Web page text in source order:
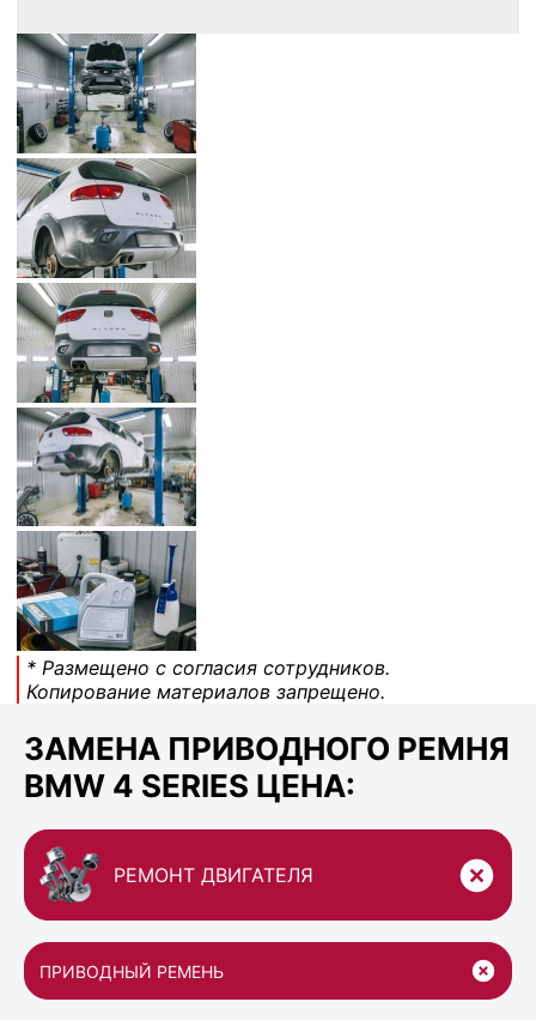
* Размещено с согласия сотрудников.
Копирование материалов запрещено.
ЗАМЕНА ПРИВОДНОГО РЕМНЯ
BMW 4 SERIES ЦЕНА:
РЕМОНТ ДВИГАТЕЛЯ
ПРИВОДНЫЙ РЕМЕНЬ